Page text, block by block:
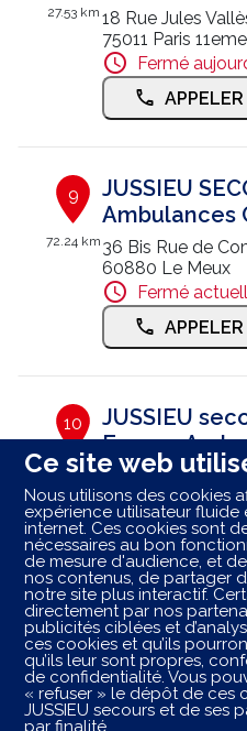
Ce site web
Nous utilisons des cookies
expérience utilisateur fluide
internet. Ces cookies sont
nécessaires au bon
de mesure d'audience, et
nos contenus, de partager
notre site plus interactif.
directement par nos
publicités ciblées et
ces cookies et qu’ils
qu’ils leur sont propres,
de confidentialité. Vous
« refuser » le dépôt de ces
JUSSIEU secours et de ses
par finalité.
27.53 km 18 Rue Jules
75011 Paris
Fermé
APPELER
9
72.24 km
JUSSIEU
Ambulances
36 Bis Rue de
60880 Le Meux
Fermé
APPELER
10
94.93 km
JUSSIEU
Europe
ZI Sud Route
45410 Artenay
Fermé
RÉSERVER
Les centres ambulancier
villes à proximité